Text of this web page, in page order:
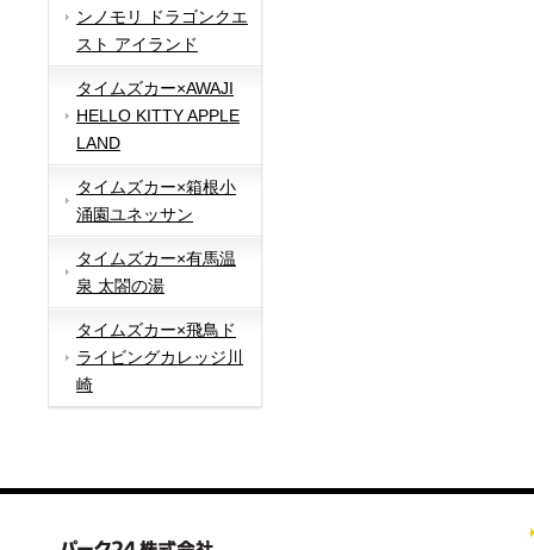
ンノモリ ドラゴンクエ
スト アイランド
タイムズカー×AWAJI
HELLO KITTY APPLE
LAND
タイムズカー×箱根小
涌園ユネッサン
タイムズカー×有馬温
泉 太閤の湯
タイムズカー×飛鳥ド
ライビングカレッジ川
崎